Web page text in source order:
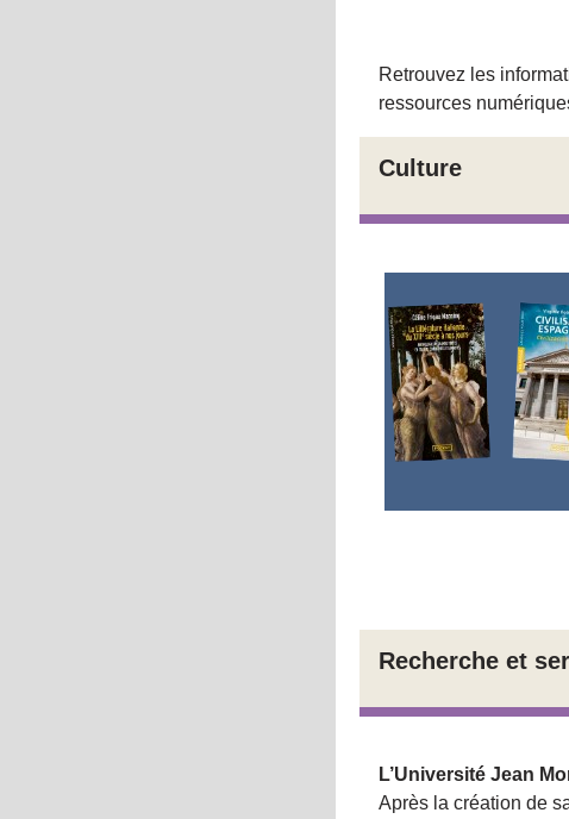
Retrouvez les
ressources
Culture
Recherche et
L’Université Jean
Après la création de